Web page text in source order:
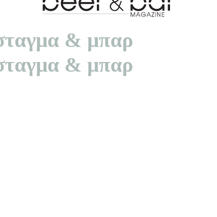
& μπαρ
& μπαρ